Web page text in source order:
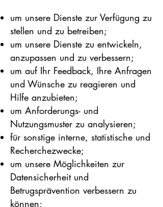
um unsere Dienste zur Verfügung zu
stellen und zu betreiben;
um unsere Dienste zu entwickeln,
anzupassen und zu verbessern;
um auf Ihr Feedback, Ihre Anfragen
und Wünsche zu reagieren und
Hilfe anzubieten;
um Anforderungs- und
Nutzungsmuster zu analysieren;
für sonstige interne, statistische und
Recherchezwecke;
um unsere Möglichkeiten zur
Datensicherheit und
Betrugsprävention verbessern zu
können;